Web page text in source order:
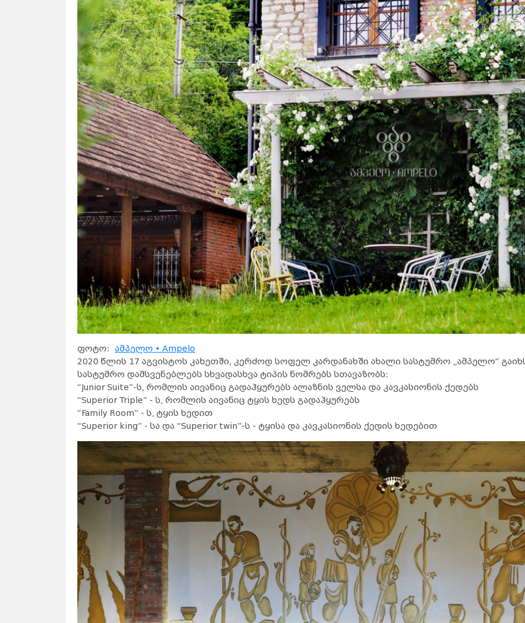
ფოტო: ამპელო • Ampelo
2020 წლის 17 აგვისტოს კახეთში, კერძოდ სოფელ კარდანახში ახალი სასტუმრო „ამპელო“
სასტუმრო დამსვენებლებს სხვადასხვა ტიპის ნომრებს სთავაზობს:
“Junior Suite”-ს, რომლის აივანიც გადაჰყურებს ალაზნის ველსა და კავკასიონის ქედებს
“Superior Triple” - ს, რომლის აივანიც ტყის ხედს გადაჰყურებს
“Family Room” - ს, ტყის ხედით
“Superior king” - სა და “Superior twin”-ს - ტყისა და კავკასიონის ქედის ხედებით